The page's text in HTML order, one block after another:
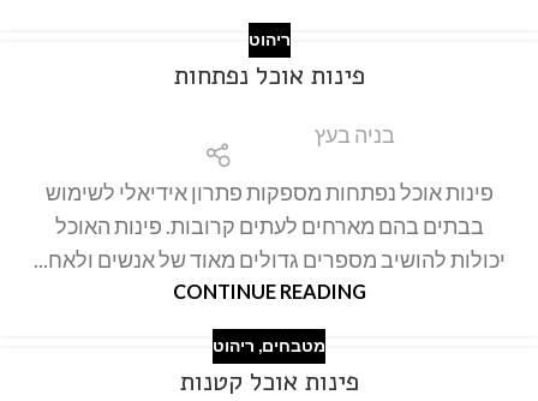
ריהוט
פינות אוכל נפתחות
בניה בעץ
פינות אוכל נפתחות מספקות פתרון אידיאלי לשימוש
בבתים בהם מארחים לעתים קרובות. פינות האוכל
יכולות להושיב מספרים גדולים מאוד של אנשים ולאח...
CONTINUE READING
מטבחים, ריהוט
פינות אוכל קטנות